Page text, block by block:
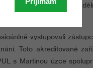
přednášky,
vystupovali
Toto akreditované
s Martinou úzce